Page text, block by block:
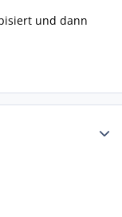
und dann